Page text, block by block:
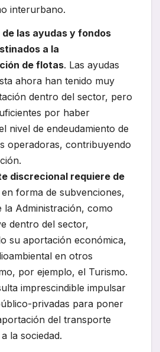
interurbano.
las ayudas y fondos
a la
de flotas. Las ayudas
ahora han tenido muy
dentro del sector, pero
por haber
nivel de endeudamiento de
operadoras, contribuyendo
discrecional requiere de
en forma de subvenciones,
la Administración, como
dentro del sector,
su aportación económica,
en otros
por ejemplo, el Turismo.
imprescindible impulsar
privadas para poner
del transporte
la sociedad.